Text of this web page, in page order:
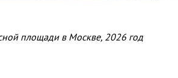
площади в Москве, 2026 год